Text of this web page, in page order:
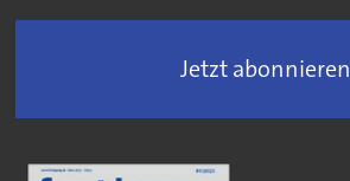
Jetzt abonnieren